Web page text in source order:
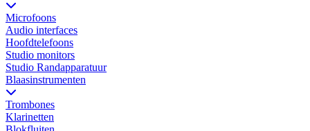
Microfoons
Audio interfaces
Hoofdtelefoons
Studio monitors
Studio Randapparatuur
Blaasinstrumenten
Trombones
Klarinetten